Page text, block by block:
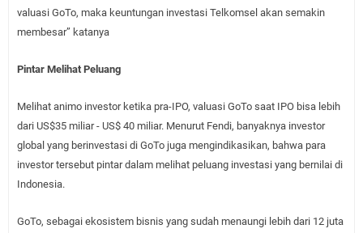
valuasi GoTo, maka keuntungan investasi Telkomsel akan semakin
membesar” katanya
Pintar Melihat Peluang
Melihat animo investor ketika pra-IPO, valuasi GoTo saat IPO bisa lebih
dari US$35 miliar - US$ 40 miliar. Menurut Fendi, banyaknya investor
global yang berinvestasi di GoTo juga mengindikasikan, bahwa para
investor tersebut pintar dalam melihat peluang investasi yang bernilai di
Indonesia.
GoTo, sebagai ekosistem bisnis yang sudah menaungi lebih dari 12 juta